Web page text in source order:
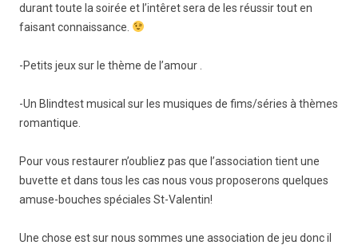
durant toute la soirée et l’intêret sera de les réussir tout en
faisant connaissance.
-Petits jeux sur le thème de l’amour .
-Un Blindtest musical sur les musiques de fims/séries à thèmes
romantique.
Pour vous restaurer n’oubliez pas que l’association tient une
buvette et dans tous les cas nous vous proposerons quelques
amuse-bouches spéciales St-Valentin!
Une chose est sur nous sommes une association de jeu donc il